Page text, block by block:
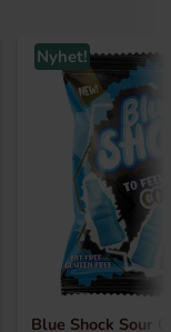
Nyhet!
Blue Shock Sour